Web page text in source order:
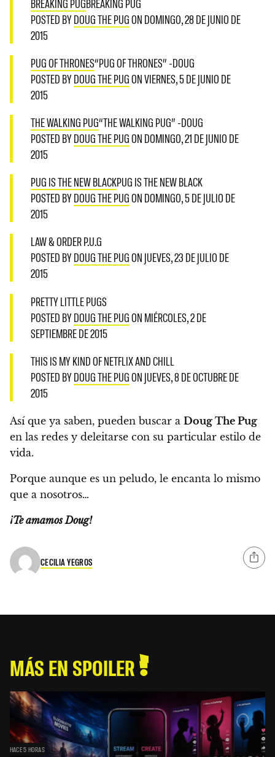
BREAKING PUGBREAKING PUG
POSTED BYDOUG THE PUGON DOMINGO, 28 DE JUNIO DE
2015
PUG OF THRONES“PUG OF THRONES” -DOUG
POSTED BYDOUG THE PUGON VIERNES, 5 DE JUNIO DE
2015
THE WALKING PUG“THE WALKING PUG” -DOUG
POSTED BYDOUG THE PUGON DOMINGO, 21 DE JUNIO DE
2015
PUG IS THE NEW BLACKPUG IS THE NEW BLACK
POSTED BYDOUG THE PUGON DOMINGO, 5 DE JULIO DE
2015
LAW & ORDER P.U.G
POSTED BYDOUG THE PUGON JUEVES, 23 DE JULIO DE
2015
PRETTY LITTLE PUGS
POSTED BYDOUG THE PUGON MIÉRCOLES, 2 DE
SEPTIEMBRE DE 2015
THIS IS MY KIND OF NETFLIX AND CHILL
POSTED BYDOUG THE PUGON JUEVES, 8 DE OCTUBRE DE
2015
Así que ya saben, pueden buscar a Doug The Pug
en las redes y deleitarse con su particular estilo de
vida.
Porque aunque es un peludo, le encanta lo mismo
que a nosotros…
¡Te amamos Doug!
CECILIA YEGROS
MÁS EN SPOILER
HACE 5 HORAS